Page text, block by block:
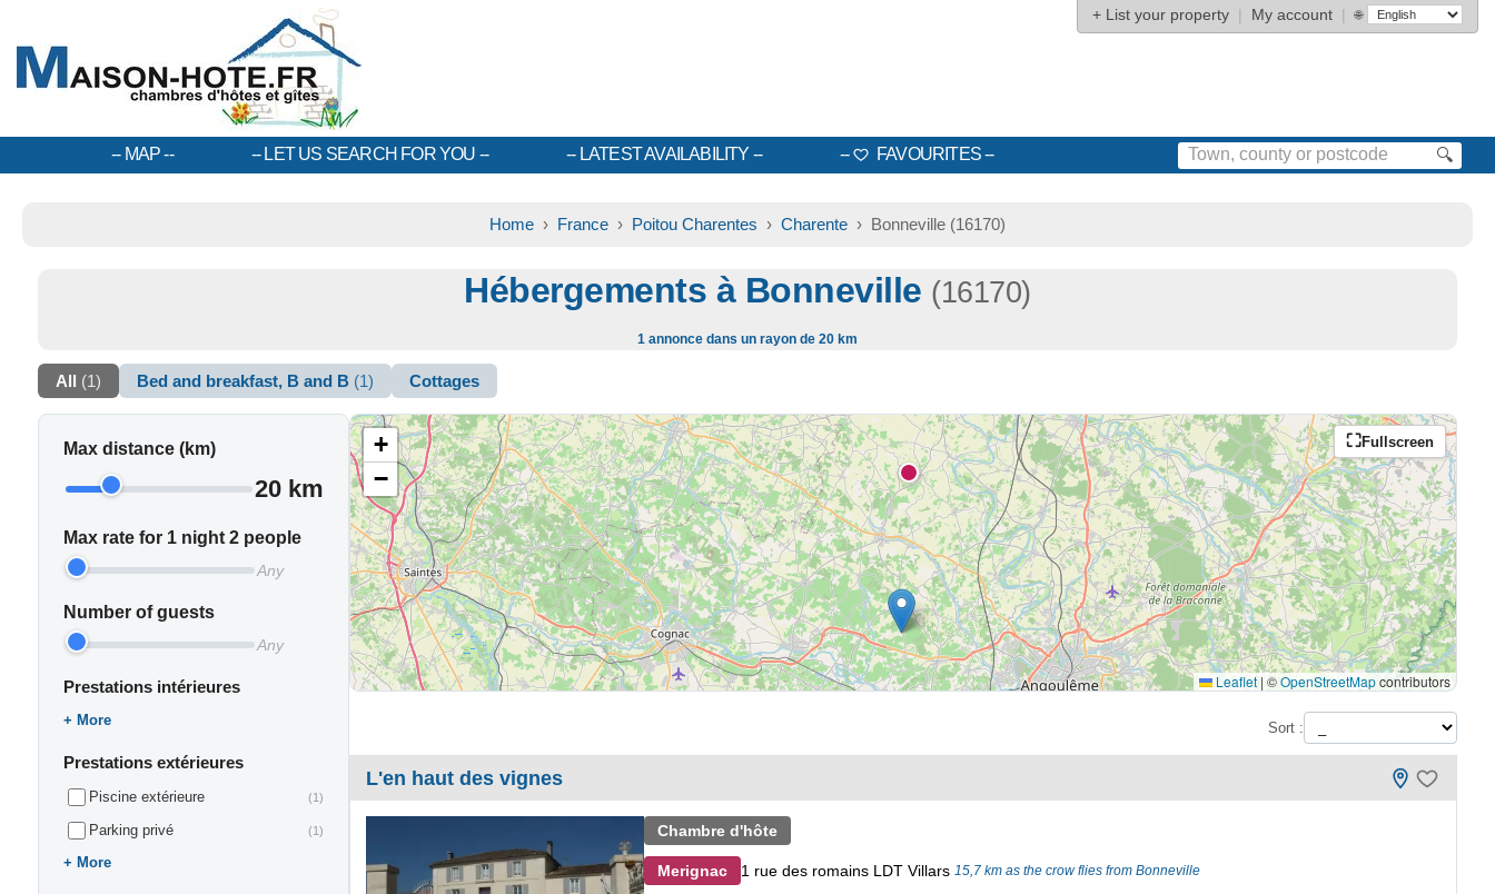
+ List your property | My account | 🌐
MAP LET US SEARCH FOR YOU LATEST AVAILABILITY FAVOURITES 🔍
Home› France› Poitou Charentes › Charente› Bonneville (16170)
Hébergements à Bonneville (16170)
1 annonce dans un rayon de 20 km
All (1) Bed and breakfast, B and B (1) Cottages
Max distance (km)
20 km
Max rate for 1 night 2 people
Any
Number of guests
Any
Prestations intérieures
More
Prestations extérieures
Piscine extérieure (1)
Parking privé (1)
More
Fullscreen
+
−
Leaflet | ©OpenStreetMapcontributors
Sort :
L'en haut des vignes
Chambre d'hôte
Merignac 1 rue des romains LDT Villars 15,7 km as the crow flies from Bonneville